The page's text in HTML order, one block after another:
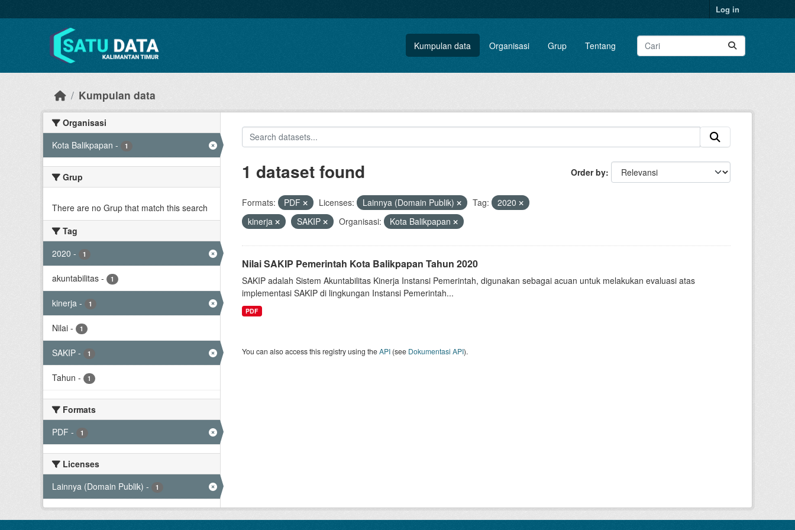
Log in
Kumpulan data Organisasi Grup Tentang
Kumpulan data
Organisasi
Kota Balikpapan - 1
Grup
There are no Grup that match this search
Tag
2020 - 1
akuntabilitas - 1
kinerja - 1
Nilai - 1
SAKIP - 1
Tahun - 1
Formats
PDF - 1
Licenses
Lainnya (Domain Publik) - 1
Order by
1 dataset found
Formats: PDF Licenses: Lainnya (Domain Publik) Tag:
2020
kinerja
SAKIP Organisasi: Kota Balikpapan
Nilai SAKIP Pemerintah Kota Balikpapan Tahun 2020
SAKIP adalah Sistem Akuntabilitas Kinerja Instansi Pemerintah, digunakan sebagai acuan untuk melakukan evaluasi atas
implementasi SAKIP di lingkungan Instansi Pemerintah...
PDF
You can also access this registry using theAPI(see Dokumentasi API).